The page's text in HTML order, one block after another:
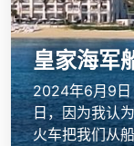
皇家海军
2024年6月9日
日，因为我认
火车把我们从